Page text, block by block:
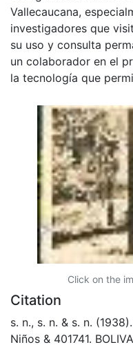
Vallecaucana,
investigadores que
su uso y consulta
un colaborador en el
la tecnología que
Click on the
Citation
s. n., s. n. & s. n.
Niños & 401741.